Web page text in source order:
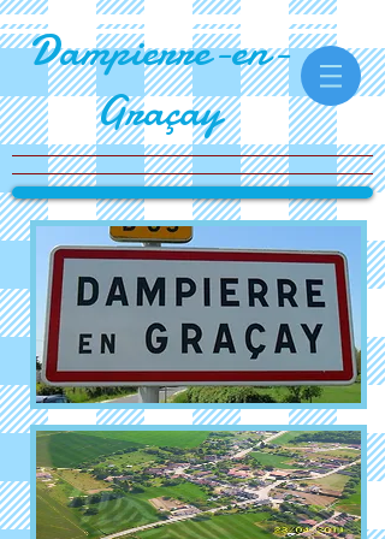
Dampierre-en-
Graçay​